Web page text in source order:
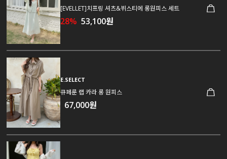
[EVELLET]치프링 셔츠&뷔스티에 롱원피스 세트
28% 53,100원
E.SELECT
큐페룬 랩 카라 롱 원피스
67,000원